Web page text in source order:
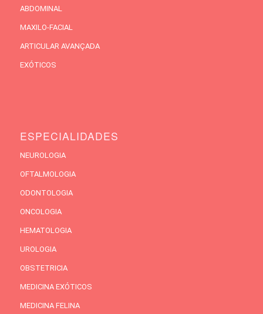
ABDOMINAL
MAXILO-FACIAL
ARTICULAR AVANÇADA
EXÓTICOS
ESPECIALIDADES
NEUROLOGIA
OFTALMOLOGIA
ODONTOLOGIA
ONCOLOGIA
HEMATOLOGIA
UROLOGIA
OBSTETRICIA
MEDICINA EXÓTICOS
MEDICINA FELINA